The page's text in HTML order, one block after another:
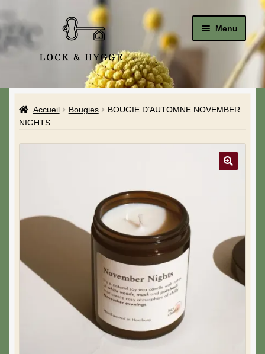
Menu
Le Studio
La Boutique
Accueil Bougies
BOUGIE D’AUTOMNE NOVEMBER
NIGHTS